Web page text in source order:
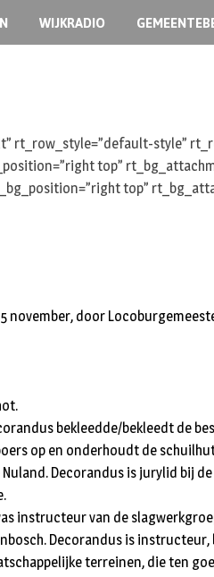
WIJKRADIO
style”
top”
top”
door
bekleedde/bekleedt de
op en onderhoudt de
Decorandus is jurylid bij
instructeur van de
Decorandus is
terreinen, die ten